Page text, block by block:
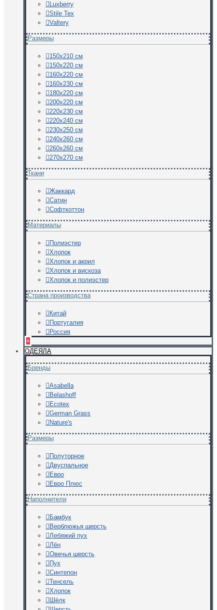
Luxberry
Stile Tex
Valtery
Размеры
150х210 см
150х220 см
160х220 см
160х230 см
180х220 см
200х220 см
220х230 см
220х240 см
230х250 см
240х260 см
260х260 см
270х270 см
Ткани
Жаккард
Сатин
Софткоттон
Материалы
Полиэстер
Хлопок
Хлопок и акрил
Хлопок и вискоза
Хлопок и полиэстер
Страна производства
Китай
Португалия
Россия
+
ОДЕЯЛА
Бренды
Asabella
Belashoff
Ecotex
German Grass
Nature's
Размеры
Полуторное
Двуспальное
Евро
Евро Плюс
Наполнители
Бамбук
Верблюжья шерсть
Лебяжий пух
Лён
Овечья шерсть
Пух
Синтепон
Тенсель
Хлопок
Шёлк